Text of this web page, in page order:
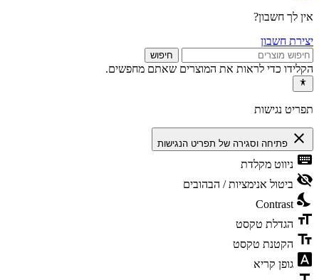
אין לך חשבון?
יצירת חשבון
חיפוש
הקלידו כדי לראות את המוצרים שאתם מחפשים.
תפריט נגישות
close פתיחה וסגירה של תפריט הנגישות
keyboard ניווט מקלדת
visibility_off ביטול אנימציות / הבהובים
nights_stay
Contrast
format_size הגדלת טקסט
text_fields הקטנת טקסט
font_download גופן קריא